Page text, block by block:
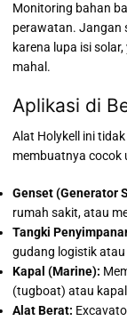
Monitoring bahan
perawatan. Jangan
karena lupa isi
mahal.
Aplikasi di
Alat Holykell ini
membuatnya cocok
Genset (Generator
rumah sakit, atau
Tangki
gudang logistik atau
Kapal (Marine):
(tugboat) atau
Alat Berat: